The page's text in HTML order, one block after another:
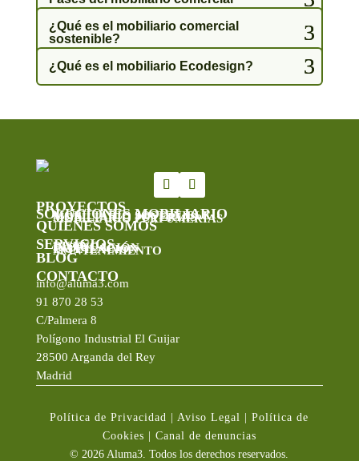
¿Qué es el mobiliario comercial
sostenible?
¿Qué es el mobiliario Ecodesign?
PROYECTOS
SOLUCIONES MOBILIARIO
MOBILIARIO SOSTENIBLE
MOBILIARIO JOYERÍAS
MOBILIARIO PERFUMERÍAS
QUIÉNES SOMOS
SERVICIOS
DISEÑO
FABRICACIÓN
INSTALACIÓN
MANTENIMIENTO
BLOG
CONTACTO
info@aluma3.com
91 870 28 53
C/Palmera 8
Polígono Industrial El Guijar
28500 Arganda del Rey
Madrid
Política de Privacidad |Aviso Legal |Política de
Cookies
Canal de denuncias
© 2026 Aluma3. Todos los derechos reservados.